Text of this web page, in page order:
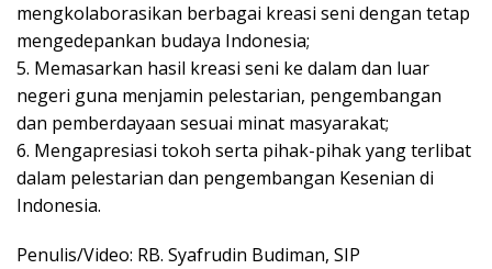
mengkolaborasikan berbagai kreasi seni dengan tetap
mengedepankan budaya Indonesia;
5. Memasarkan hasil kreasi seni ke dalam dan luar
negeri guna menjamin pelestarian, pengembangan
dan pemberdayaan sesuai minat masyarakat;
6. Mengapresiasi tokoh serta pihak-pihak yang terlibat
dalam pelestarian dan pengembangan Kesenian di
Indonesia.
Penulis/Video: RB. Syafrudin Budiman, SIP